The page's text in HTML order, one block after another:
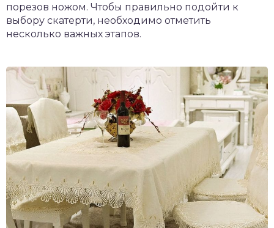
порезов ножом. Чтобы правильно подойти к
выбору скатерти, необходимо отметить
несколько важных этапов.